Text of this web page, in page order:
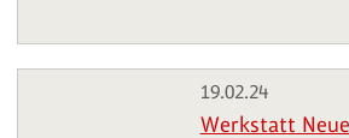
19.02.24
Werkstatt